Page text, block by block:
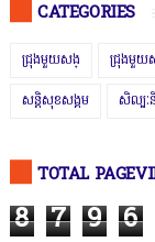
CATEGORIES
ជ្រុងមួយសង្ ជ្រុងមួយ
សន្តិសុខសង្គម សិល្បៈ
TOTAL
8 7 9 6